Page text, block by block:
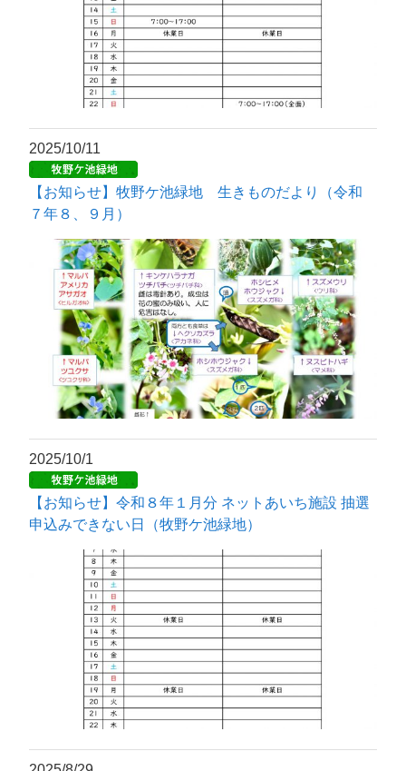
2025/10/11
【お知らせ】牧野ケ池緑地 生きものだより（令和
７年８、９月）
2025/10/1
【お知らせ】令和８年１月分 ネットあいち施設 抽選
申込みできない日（牧野ケ池緑地）